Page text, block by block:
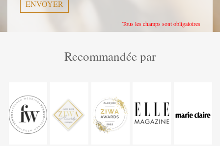
Tous les champs sont obligatoires
Recommandée par